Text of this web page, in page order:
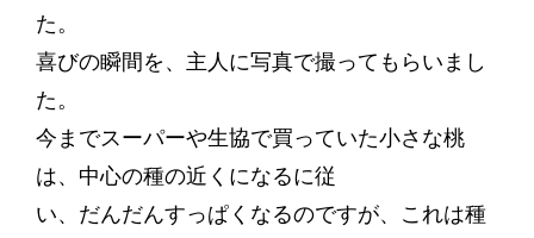
た。
喜びの瞬間を、主人に写真で撮ってもらいまし
た。
今までスーパーや生協で買っていた小さな桃
は、中心の種の近くになるに従
い、だんだんすっぱくなるのですが、これは種